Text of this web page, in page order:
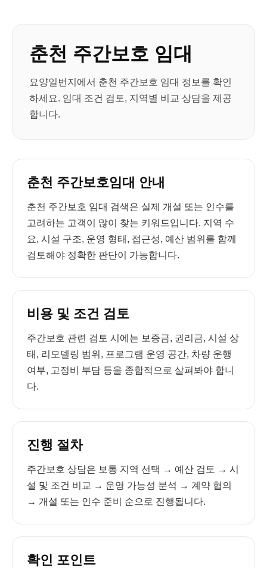
춘천 주간보호 임대
요양일번지에서 춘천 주간보호 임대 정보를 확인
하세요. 임대 조건 검토, 지역별 비교 상담을 제공
합니다.
춘천 주간보호임대 안내
춘천 주간보호 임대 검색은 실제 개설 또는 인수를
고려하는 고객이 많이 찾는 키워드입니다. 지역 수
요, 시설 구조, 운영 형태, 접근성, 예산 범위를 함께
검토해야 정확한 판단이 가능합니다.
비용 및 조건 검토
주간보호 관련 검토 시에는 보증금, 권리금, 시설 상
태, 리모델링 범위, 프로그램 운영 공간, 차량 운행
여부, 고정비 부담 등을 종합적으로 살펴봐야 합니
다.
진행 절차
주간보호 상담은 보통 지역 선택 → 예산 검토 → 시
설 및 조건 비교 → 운영 가능성 분석 → 계약 협의
→ 개설 또는 인수 준비 순으로 진행됩니다.
확인 포인트